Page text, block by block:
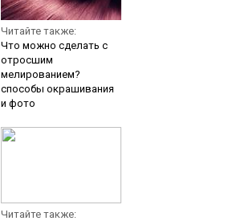
Читайте также:
Что можно сделать с
отросшим
мелированием?
способы окрашивания
и фото
Читайте также: